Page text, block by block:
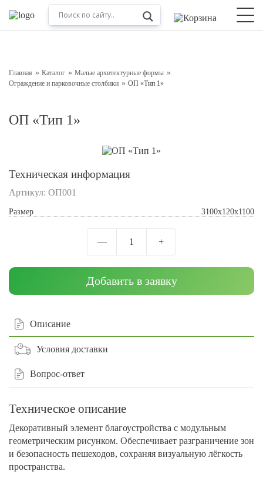
Главная Каталог
Малые архитектурные формы
Ограждение и парковочные столбики
ОП «Тип 1»
ОП «Тип 1»
Техническая информация
Артикул: ОП001
Размер 3100х120х1100
— 1 +
Добавить в заявку
Описание
Условия доставки
Вопрос-ответ
Техническое описание
Декоративный элемент благоустройства с модульным
геометрическим рисунком. Обеспечивает разграничение зон
и безопасность пешеходов, сохраняя визуальную лёгкость
пространства.
Оставьте заявку на консультацию
Подтверждаю свое согласие с
Отправить